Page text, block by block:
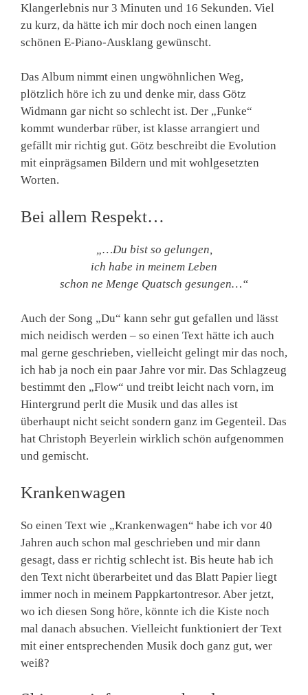
Klangerlebnis nur 3 Minuten und 16 Sekunden. Viel
zu kurz, da hätte ich mir doch noch einen langen
schönen E-Piano-Ausklang gewünscht.
Das Album nimmt einen ungwöhnlichen Weg,
plötzlich höre ich zu und denke mir, dass Götz
Widmann gar nicht so schlecht ist. Der „Funke“
kommt wunderbar rüber, ist klasse arrangiert und
gefällt mir richtig gut. Götz beschreibt die Evolution
mit einprägsamen Bildern und mit wohlgesetzten
Worten.
Bei allem Respekt…
„…Du bist so gelungen,
ich habe in meinem Leben
schon ne Menge Quatsch gesungen…“
Auch der Song „Du“ kann sehr gut gefallen und lässt
mich neidisch werden – so einen Text hätte ich auch
mal gerne geschrieben, vielleicht gelingt mir das noch,
ich hab ja noch ein paar Jahre vor mir. Das Schlagzeug
bestimmt den „Flow“ und treibt leicht nach vorn, im
Hintergrund perlt die Musik und das alles ist
überhaupt nicht seicht sondern ganz im Gegenteil. Das
hat Christoph Beyerlein wirklich schön aufgenommen
und gemischt.
Krankenwagen
So einen Text wie „Krankenwagen“ habe ich vor 40
Jahren auch schon mal geschrieben und mir dann
gesagt, dass er richtig schlecht ist. Bis heute hab ich
den Text nicht überarbeitet und das Blatt Papier liegt
immer noch in meinem Pappkartontresor. Aber jetzt,
wo ich diesen Song höre, könnte ich die Kiste noch
mal danach absuchen. Vielleicht funktioniert der Text
mit einer entsprechenden Musik doch ganz gut, wer
weiß?